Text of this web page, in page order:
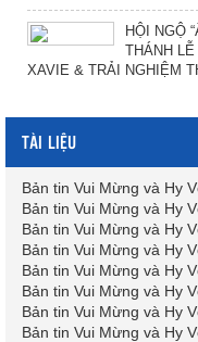
HỘI NGỘ
THÁNH
XAVIE & TRẢI NGHIỆM
TÀI LIỆU
Bản tin Vui Mừng và Hy
Bản tin Vui Mừng và Hy
Bản tin Vui Mừng và Hy
Bản tin Vui Mừng và Hy
Bản tin Vui Mừng và Hy
Bản tin Vui Mừng và Hy
Bản tin Vui Mừng và Hy
Bản tin Vui Mừng và Hy